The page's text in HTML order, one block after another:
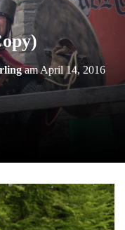
T
N
U
T
N
amApril 14, 2016